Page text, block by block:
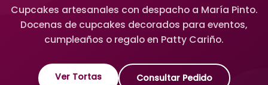
Cupcakes artesanales con despacho a María Pinto.
Docenas de cupcakes decorados para eventos,
cumpleaños o regalo en Patty Cariño.
Ver Tortas Consultar Pedido